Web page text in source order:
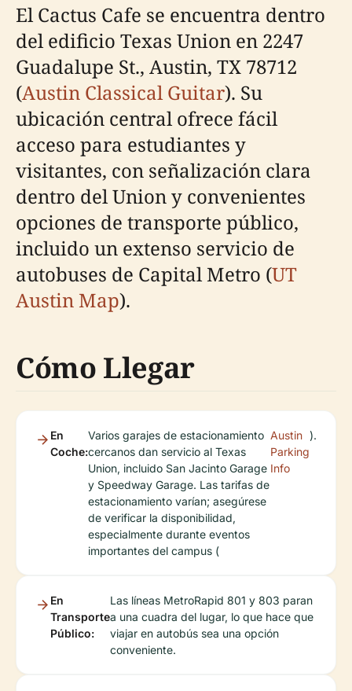
El Cactus Cafe se encuentra dentro
del edificio Texas Union en 2247
Guadalupe St., Austin, TX 78712
(Austin Classical Guitar). Su
ubicación central ofrece fácil
acceso para estudiantes y
visitantes, con señalización clara
dentro del Union y convenientes
opciones de transporte público,
incluido un extenso servicio de
autobuses de Capital Metro (UT
Austin Map).
Cómo Llegar
En
Coche:
Varios garajes de estacionamiento
cercanos dan servicio al Texas
Union, incluido San Jacinto Garage
y Speedway Garage. Las tarifas de
estacionamiento varían; asegúrese
de verificar la disponibilidad,
especialmente durante eventos
importantes del campus (
Austin
Parking
Info
).
En
Transporte
Público:
Las líneas MetroRapid 801 y 803 paran
a una cuadra del lugar, lo que hace que
viajar en autobús sea una opción
conveniente.